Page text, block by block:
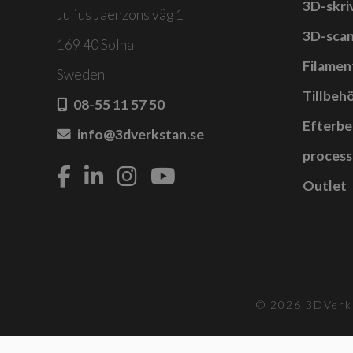
De
alternativen
kan
väljas
produktsidan
Julius Jaenzons väg 1
169 40 Solna
Sweden
08-55 11 57 50
info@3dverkstan.se
3D-
3D-
Outlet
© 2026